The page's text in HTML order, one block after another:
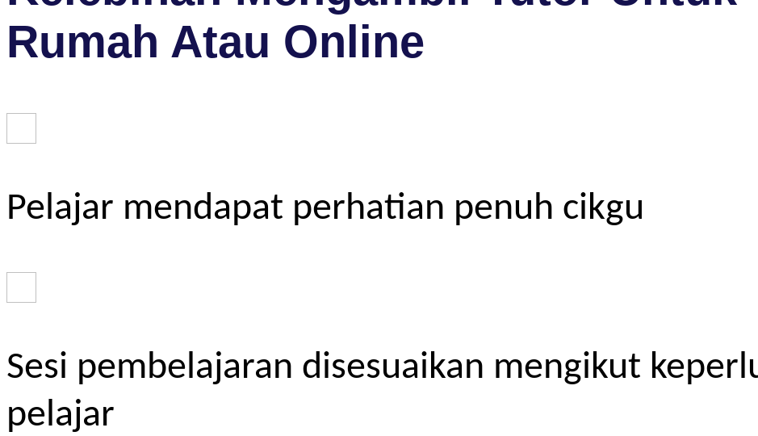
Rumah Atau Online
Pelajar mendapat perhatian penuh cikgu
Sesi pembelajaran disesuaikan mengikut
pelajar